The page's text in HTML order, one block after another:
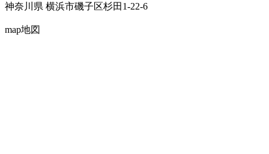
神奈川県 横浜市磯子区杉田1-22-6
map地図